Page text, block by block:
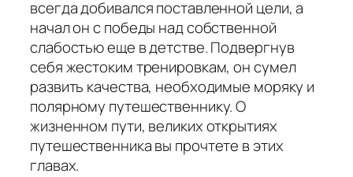
всегда добивался поставленной цели, а
начал он с победы над собственной
слабостью еще в детстве. Подвергнув
себя жестоким тренировкам, он сумел
развить качества, необходимые моряку и
полярному путешественнику. О
жизненном пути, великих открытиях
путешественника вы прочтете в этих
главах.